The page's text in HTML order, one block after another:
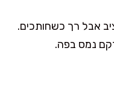
אבל רך כשחותכים.
נמס בפה.